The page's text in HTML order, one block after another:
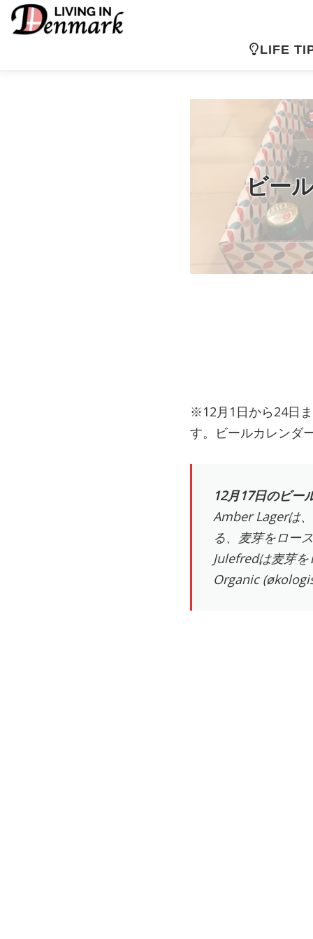
ツ
LIFE
ビー
※12月1日から24日
す。ビールカレンダ
12月17日のビー
Amber Lagerは
る、麦芽をロー
Julefredは麦芽を
Organic